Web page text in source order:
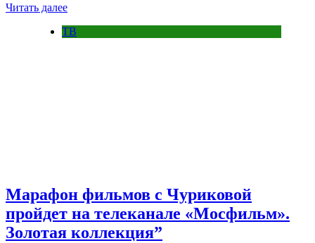
Читать далее
ТВ
Марафон фильмов с Чуриковой
пройдет на телеканале «Мосфильм».
Золотая коллекция”